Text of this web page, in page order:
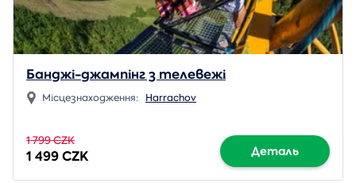
Банджі-джампінг з телевежі
Місцезнаходження: Harrachov
1 799 CZK
1 499 CZK Деталь